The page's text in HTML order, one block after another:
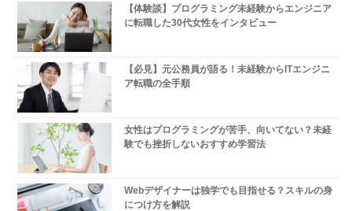
【体験談】プログラミング未経験からエンジニア
に転職した30代女性をインタビュー
【必見】元公務員が語る！未経験からITエンジニ
ア転職の全手順
女性はプログラミングが苦手、向いてない？未経
験でも挫折しないおすすめ学習法
Webデザイナーは独学でも目指せる？スキルの身
につけ方を解説